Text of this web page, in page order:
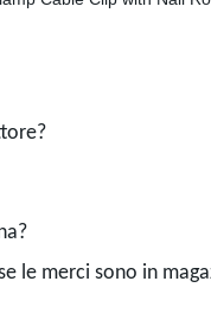
le merci sono in